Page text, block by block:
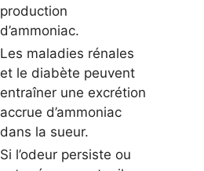
production
d’ammoniac.
Les maladies rénales
et le diabète peuvent
entraîner une excrétion
accrue d’ammoniac
dans la sueur.
Si l’odeur persiste ou